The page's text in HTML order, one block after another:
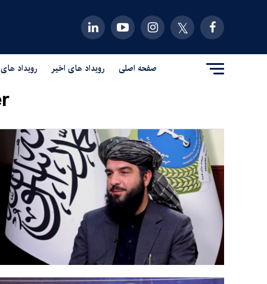
صفحه اصلی رویداد های اخیر رویداد